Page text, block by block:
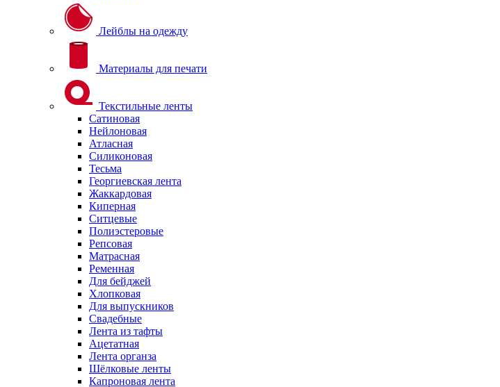
Лейблы на одежду
Материалы для печати
Текстильные ленты
Сатиновая
Нейлоновая
Атласная
Силиконовая
Тесьма
Георгиевская лента
Жаккардовая
Киперная
Ситцевые
Полиэстеровые
Репсовая
Матрасная
Ременная
Для бейджей
Хлопковая
Для выпускников
Свадебные
Лента из тафты
Ацетатная
Лента органза
Шёлковые ленты
Капроновая лента